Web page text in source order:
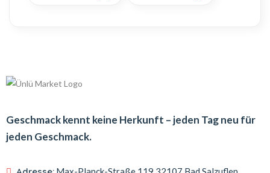
Geschmack kennt keine Herkunft – jeden Tag neu für
jeden Geschmack.